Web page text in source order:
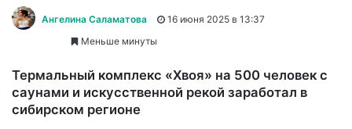
Ангелина Саламатова
16 июня 2025 в 13:37
Меньше минуты
Термальный комплекс «Хвоя» на 500 человек с
саунами и искусственной рекой заработал в
сибирском регионе